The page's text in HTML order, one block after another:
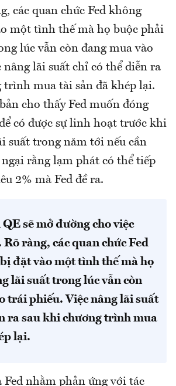
các quan chức Fed không
một tình thế mà họ buộc phải
lúc vẫn còn đang mua vào
lãi suất chỉ có thể diễn ra
trình mua tài sản đã khép lại.
cho thấy Fed muốn đóng
có được sự linh hoạt trước khi
suất trong năm tới nếu cần
rằng lạm phát có thể tiếp
2% mà Fed đề ra.
sẽ mở đường cho việc
ràng, các quan chức Fed
đặt vào một tình thế mà họ
lãi suất trong lúc vẫn còn
trái phiếu. Việc nâng lãi suất
ra sau khi chương trình mua
lại.
Fed nhằm phản ứng với tác